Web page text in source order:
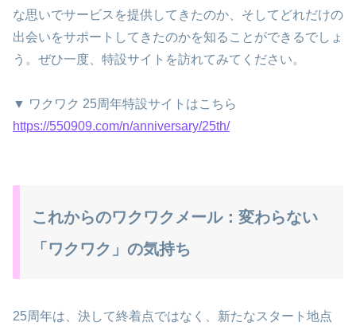
な思いでサービスを提供してきたのか、そしてどれだけの
出会いをサポートしてきたのかを知ることができるでしょ
う。ぜひ一度、特設サイトを訪れてみてください。
▼ ワクワク 25周年特設サイトはこちら
https://550909.com/n/anniversary/25th/
これからのワクワクメール：変わらない
「ワクワク」の気持ち
25周年は、決して終着点ではなく、新たなスタート地点